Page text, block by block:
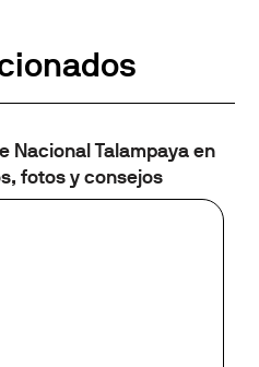
Nacional Talampaya en
fotos y consejos